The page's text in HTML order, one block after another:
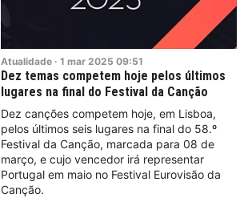
Atualidade · 1 mar 2025 09:51
Dez temas competem hoje pelos últimos
lugares na final do Festival da Canção
Dez canções competem hoje, em Lisboa,
pelos últimos seis lugares na final do 58.º
Festival da Canção, marcada para 08 de
março, e cujo vencedor irá representar
Portugal em maio no Festival Eurovisão da
Canção.